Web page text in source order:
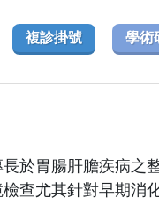
複診掛號 學術
於胃腸肝膽疾病之
查尤其針對早期消